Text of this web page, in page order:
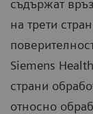
съдържат
на трети
Siemens
страни
относно